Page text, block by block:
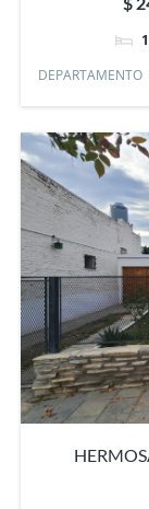
1
DEPARTAMENTO